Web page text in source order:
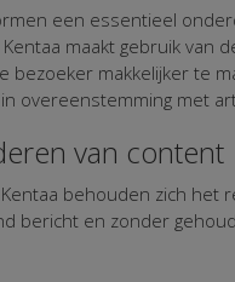
een essentieel
maakt gebruik van
bezoeker makkelijker te
overeenstemming met
van content
behouden zich
bericht en zonder